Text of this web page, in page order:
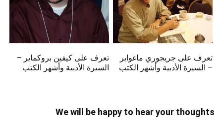
تعرف على جريجوري ماغواير
– السيرة الأدبية وأشهر الكتب
تعرف على كيفين بروكماير –
السيرة الأدبية وأشهر الكتب
We will be happy to hear your thoughts